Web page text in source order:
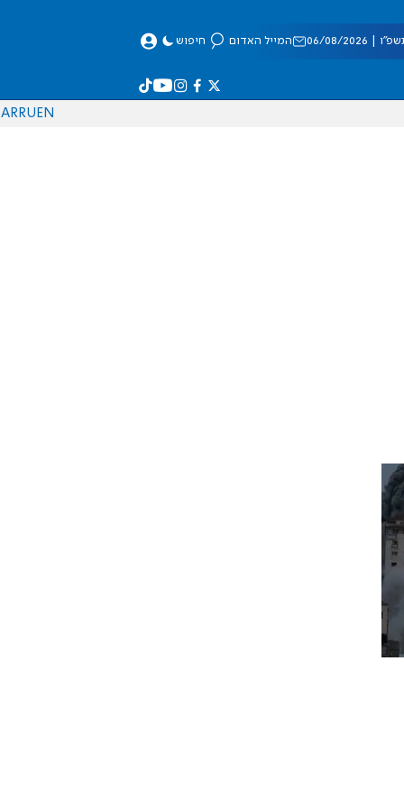
08/2026 המייל האדום חיפוש
EN
RU
AR